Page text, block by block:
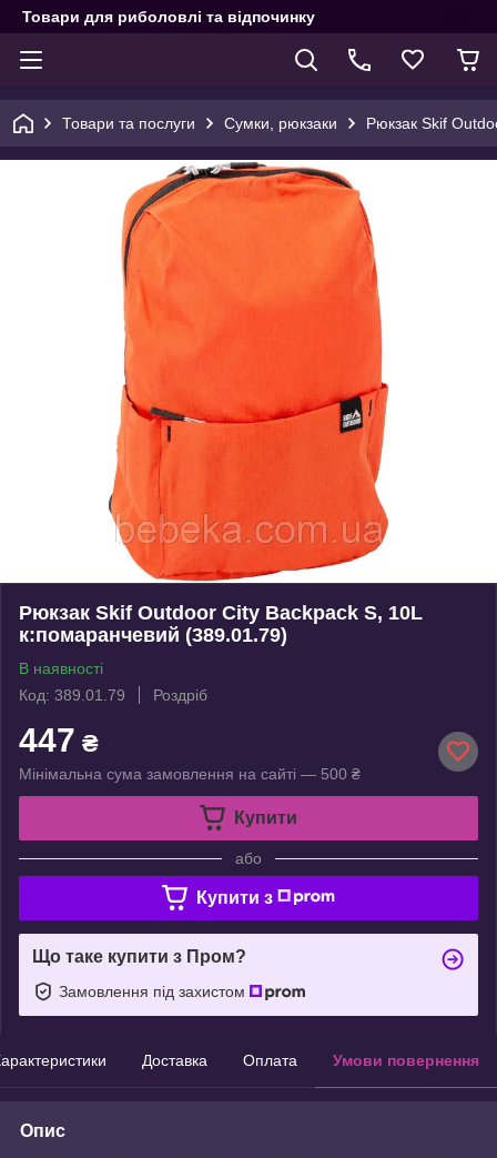
Товари для риболовлі та відпочинку
Товари та послуги Сумки, рюкзаки Рюкзак Skif
Рюкзак Skif Outdoor City Backpack S, 10L
к:помаранчевий (389.01.79)
В наявності
Код: 389.01.79
Роздріб
447 ₴
Мінімальна сума замовлення на сайті — 500 ₴
Купити
або
Купити з
Що таке купити з Пром?
Замовлення під захистом
Доставка Оплата Умови повернення
Опис